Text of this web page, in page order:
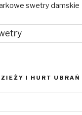
swetry damskie
I HURT UBRAŃ